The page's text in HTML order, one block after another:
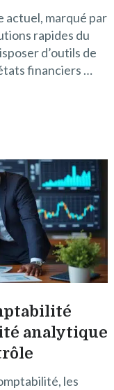
actuel, marqué par
rapides du
d’outils de
financiers …
analytique
les